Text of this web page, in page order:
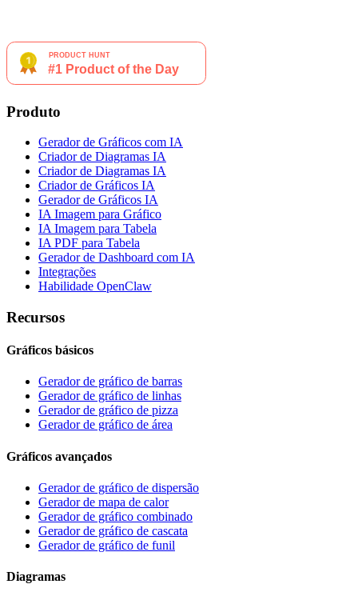
Produto
Gerador de Gráficos com IA
Criador de Diagramas IA
Criador de Diagramas IA
Criador de Gráficos IA
Gerador de Gráficos IA
IA Imagem para Gráfico
IA Imagem para Tabela
IA PDF para Tabela
Gerador de Dashboard com IA
Integrações
Habilidade OpenClaw
Recursos
Gráficos básicos
Gerador de gráfico de barras
Gerador de gráfico de linhas
Gerador de gráfico de pizza
Gerador de gráfico de área
Gráficos avançados
Gerador de gráfico de dispersão
Gerador de mapa de calor
Gerador de gráfico combinado
Gerador de gráfico de cascata
Gerador de gráfico de funil
Diagramas